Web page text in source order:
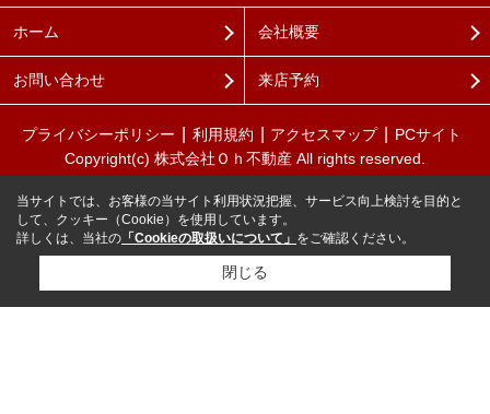
ホーム 会社概要
お問い合わせ 来店予約
プライバシーポリシー 利用規約 アクセスマップ
PCサイト
Copyright(c) 株式会社Ｏｈ不動産 All rights reserved.
当サイトでは、お客様の当サイト利用状況把握、サービス向上検討を目的と
して、クッキー（Cookie）を使用しています。
詳しくは、当社の 「Cookieの取扱いについて」 をご確認ください。
閉じる